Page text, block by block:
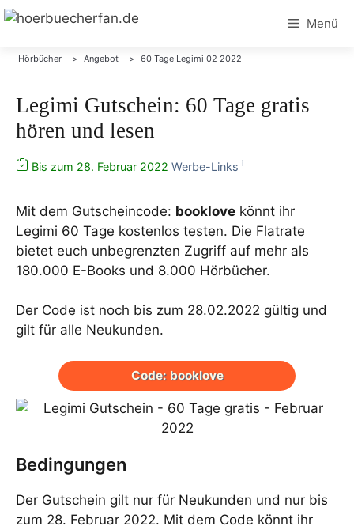
Zum
Menü
Hörbücher Angebot 60 Tage Legimi 02 2022
Legimi Gutschein: 60 Tage gratis
hören und lesen
Bis zum 28. Februar 2022 Werbe-Links i
Mit dem Gutscheincode: booklove könnt ihr
Legimi 60 Tage kostenlos testen. Die Flatrate
bietet euch unbegrenzten Zugriff auf mehr als
180.000 E-Books und 8.000 Hörbücher.
Der Code ist noch bis zum 28.02.2022 gültig und
gilt für alle Neukunden.
Code: booklove
Bedingungen
Der Gutschein gilt nur für Neukunden und nur bis
zum 28. Februar 2022. Mit dem Code könnt ihr